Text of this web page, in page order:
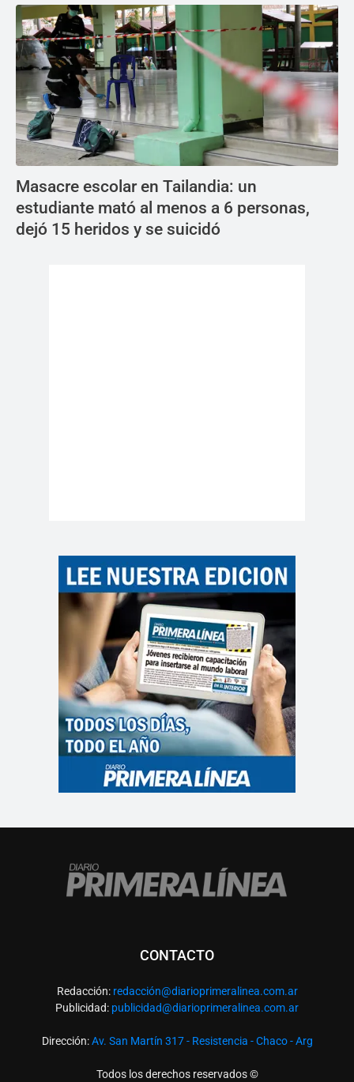
Masacre escolar en Tailandia: un
estudiante mató al menos a 6 personas,
dejó 15 heridos y se suicidó
CONTACTO
Redacción: redacción@diarioprimeralinea.com.ar
Publicidad: publicidad@diarioprimeralinea.com.ar
Dirección:Av. San Martín 317 - Resistencia - Chaco - Arg
Todos los derechos reservados ©